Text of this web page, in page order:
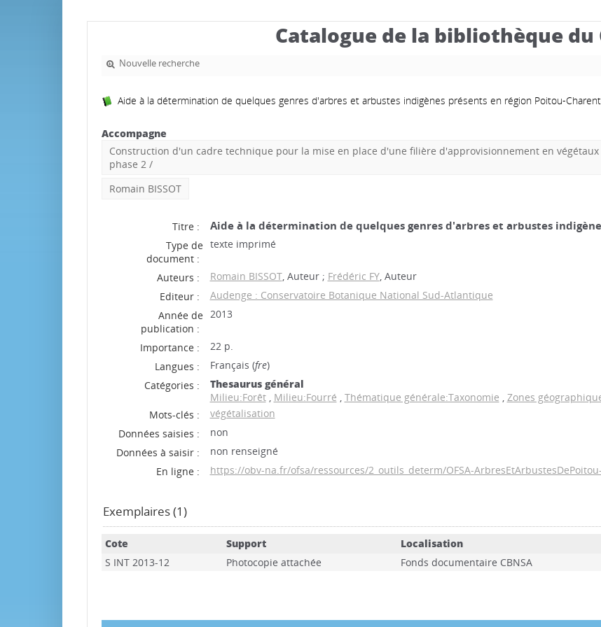
Catalogue de la bibliothèque du
Nouvelle recherche
Aide à la détermination de quelques genres d'arbres et arbustes indigènes présents en région Poitou-
Accompagne
Construction d'un cadre technique pour la mise en place d'une filière d'approvisionnement en
phase 2/
Romain BISSOT
Titre : Aide à la détermination de quelques genres d'arbres et arbustes
Type de
document :
texte imprimé
Auteurs : Romain BISSOT, Auteur ; Frédéric FY, Auteur
Editeur :
Audenge : Conservatoire Botanique National Sud-Atlantique
Année de
publication :
2013
Importance :
22 p.
Langues :
Français (fre)
Catégories :
Thesaurus général
Milieu:Forêt, Milieu:Fourré , Thématique générale:Taxonomie , Zones
Mots-clés :
végétalisation
Données saisies :
non
Données à saisir :
non renseigné
En ligne :
https://obv-na.fr/ofsa/ressources/2_outils_determ/OFSA-ArbresEtArbustesDePoitou-
Exemplaires (1)
Cote Support Localisation
S INT 2013-12
Photocopie attachée Fonds documentaire CBNSA